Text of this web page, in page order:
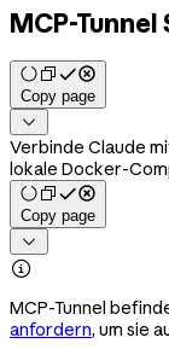
MCP-
Copy page

Verbinde Claude
lokale Docker-
Copy page


MCP-Tunnel
anfordern, um sie